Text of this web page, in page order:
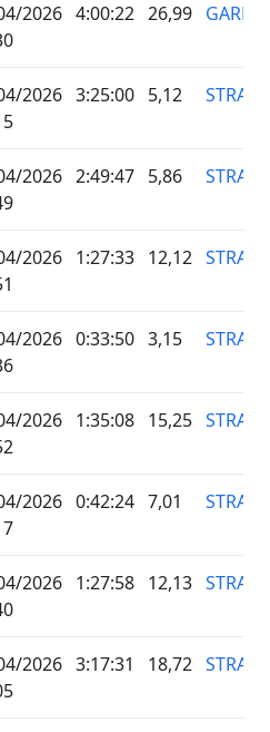
2026 4:00:22 26,99
2026 3:25:00 5,12 STRAVA
2026 2:49:47 5,86 STRAVA
2026 1:27:33 12,12 STRAVA
2026 0:33:50 3,15 STRAVA
2026 1:35:08 15,25 STRAVA
2026 0:42:24 7,01 STRAVA
2026 1:27:58 12,13 STRAVA
2026 3:17:31 18,72 STRAVA